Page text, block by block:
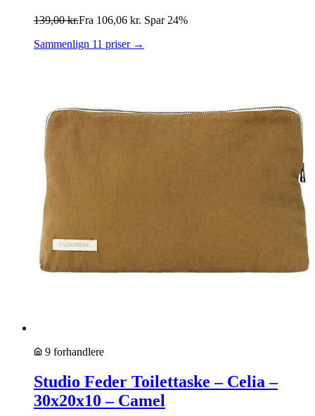
139,00kr.Fra 106,06 kr. Spar 24%
Sammenlign 11 priser →
9 forhandlere
Studio Feder Toilettaske – Celia –
30x20x10 – Camel